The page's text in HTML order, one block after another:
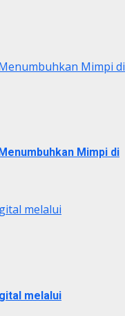
Mimpi di
Mimpi di
melalui
melalui